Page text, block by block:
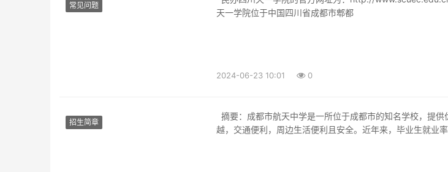
常见问题
天一学院位于中国四川省成都市郫都
2024-06-23 10:01 0
招生简章
越，交通便利，周边生活便利且安全。近年来，毕业生就业